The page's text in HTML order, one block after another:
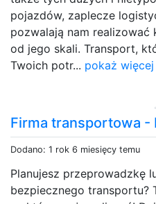
pojazdów, zaplecze
pozwalają nam realizować
od jego skali. Transport,
Twoich potr... pokaż więcej
Firma transportowa -
Dodano: 1 rok 6 miesięcy temu
Planujesz przeprowadzkę
bezpiecznego transportu?